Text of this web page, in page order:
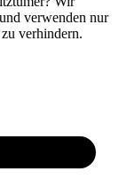
verwenden nur
verhindern.